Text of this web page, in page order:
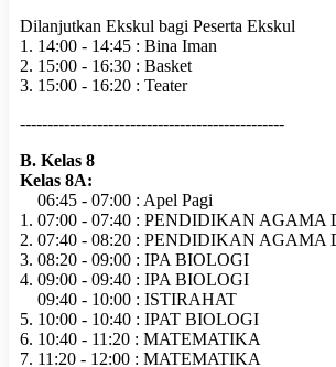
Dilanjutkan Ekskul bagi Peserta Ekskul
1. 14:00 - 14:45 : Bina Iman
2. 15:00 - 16:30 : Basket
3. 15:00 - 16:20 : Teater
------------------------------------------------
B. Kelas 8
Kelas 8A:
06:45 - 07:00 : Apel Pagi
1. 07:00 - 07:40 : PENDIDIKAN AGAMA
2. 07:40 - 08:20 : PENDIDIKAN AGAMA
3. 08:20 - 09:00 : IPA BIOLOGI
4. 09:00 - 09:40 : IPA BIOLOGI
09:40 - 10:00 : ISTIRAHAT
5. 10:00 - 10:40 : IPAT BIOLOGI
6. 10:40 - 11:20 : MATEMATIKA
7. 11:20 - 12:00 : MATEMATIKA